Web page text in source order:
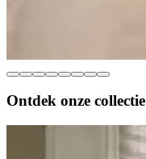
Ontdek onze collectie